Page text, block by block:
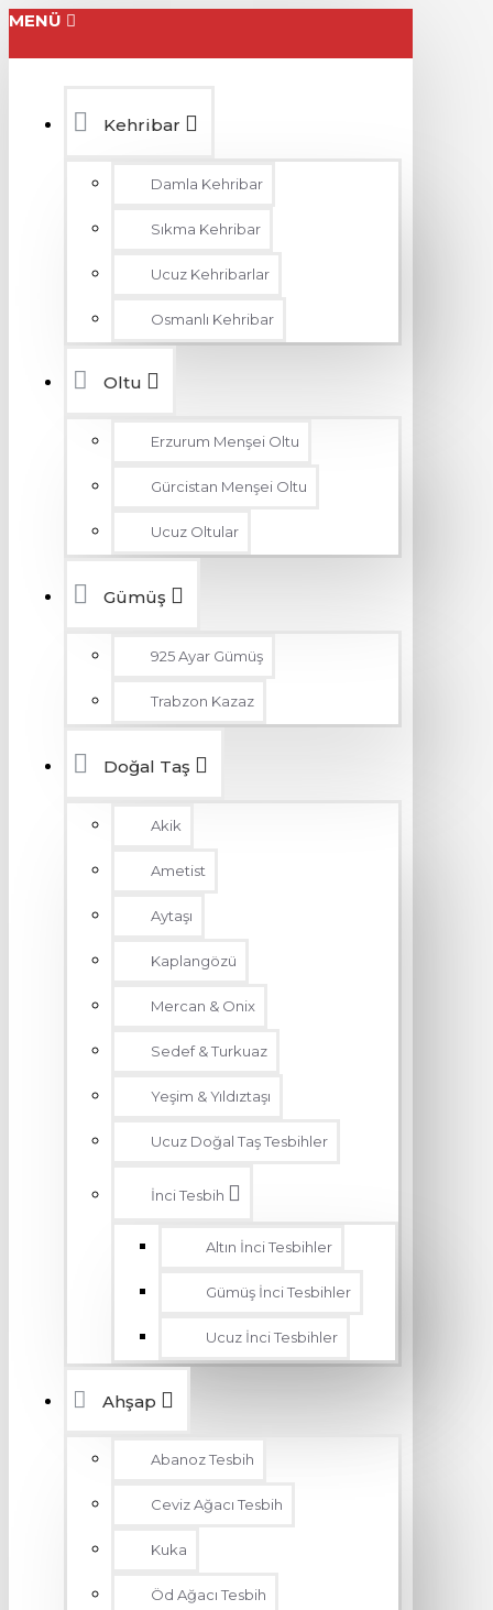
MENÜ
Kehribar
Damla Kehribar
Sıkma Kehribar
Ucuz Kehribarlar
Osmanlı Kehribar
Oltu
Erzurum Menşei Oltu
Gürcistan Menşei Oltu
Ucuz Oltular
Gümüş
925 Ayar Gümüş
Trabzon Kazaz
Doğal Taş
Akik
Ametist
Aytaşı
Kaplangözü
Mercan & Onix
Sedef & Turkuaz
Yeşim & Yıldıztaşı
Ucuz Doğal Taş Tesbihler
İnci Tesbih
Altın İnci Tesbihler
Gümüş İnci Tesbihler
Ucuz İnci Tesbihler
Ahşap
Abanoz Tesbih
Ceviz Ağacı Tesbih
Kuka
Öd Ağacı Tesbih